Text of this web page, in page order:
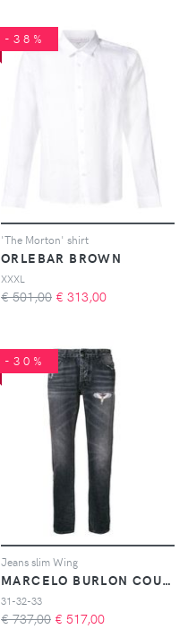
-38%
'The Morton' shirt
ORLEBAR BROWN
XXXL
€ 501,00 € 313,00
-30%
Jeans slim Wing
MARCELO BURLON COUNTY OF MILAN
31-32-33
€ 737,00 € 517,00